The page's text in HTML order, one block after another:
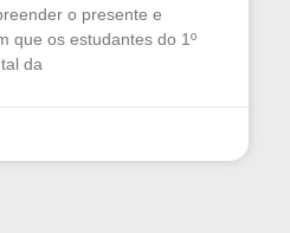
o presente e
que os estudantes do 1º
da